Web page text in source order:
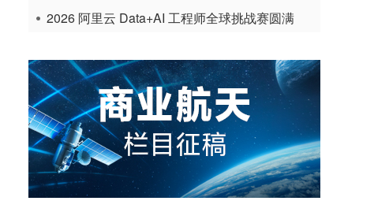
2026 阿里云 Data+AI 工程师全球挑战赛圆满